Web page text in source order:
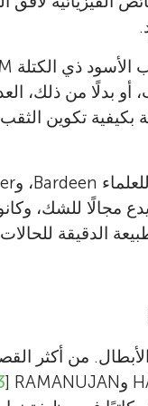
أو بدلًا من ذلك،
بكيفية تكوين
يدع مجالًا للشك،
الدقيقة
من أكثر
]